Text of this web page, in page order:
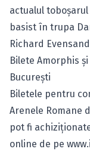
actualul
basist în trupa
Richard
Bilete Amorphis
Bucureşti
Biletele pentru
Arenele Romane
pot fi
online de pe